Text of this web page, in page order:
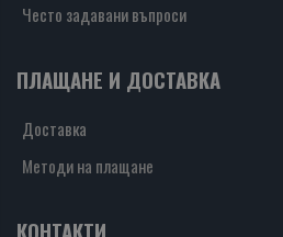
Често задавани въпроси
ПЛАЩАНЕ И ДОСТАВКА
Доставка
Методи на плащане